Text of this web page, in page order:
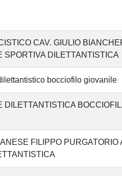
CAV. GIULIO
SPORTIVA DILETTANTISTICA
bocciofilo giovanile
DILETTANTISTICA
FILIPPO PURGATORIO